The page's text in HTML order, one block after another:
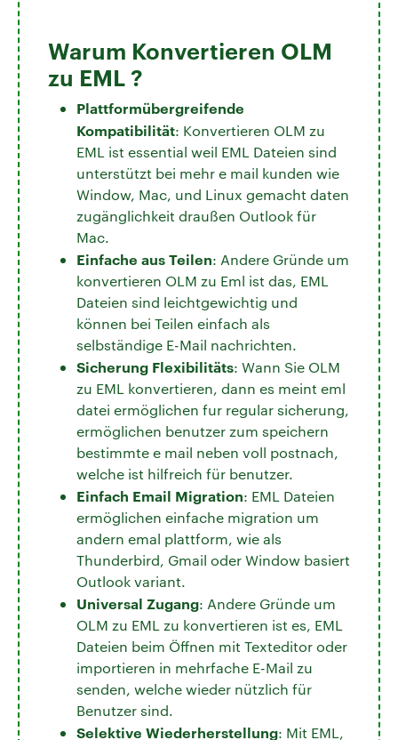
Warum Konvertieren OLM
zu EML ?
Plattformübergreifende
Kompatibilität: Konvertieren OLM zu
EML ist essential weil EML Dateien sind
unterstützt bei mehr e mail kunden wie
Window, Mac, und Linux gemacht daten
zugänglichkeit draußen Outlook für
Mac.
Einfache aus Teilen: Andere Gründe um
konvertieren OLM zu Eml ist das, EML
Dateien sind leichtgewichtig und
können bei Teilen einfach als
selbständige E-Mail nachrichten.
Sicherung Flexibilitäts: Wann Sie OLM
zu EML konvertieren, dann es meint eml
datei ermöglichen fur regular sicherung,
ermöglichen benutzer zum speichern
bestimmte e mail neben voll postnach,
welche ist hilfreich für benutzer.
Einfach Email Migration: EML Dateien
ermöglichen einfache migration um
andern emal plattform, wie als
Thunderbird, Gmail oder Window basiert
Outlook variant.
Universal Zugang: Andere Gründe um
OLM zu EML zu konvertieren ist es, EML
Dateien beim Öffnen mit Texteditor oder
importieren in mehrfache E-Mail zu
senden, welche wieder nützlich für
Benutzer sind.
Selektive Wiederherstellung: Mit EML,